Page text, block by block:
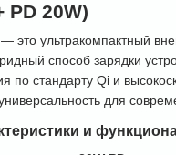
PD 20W)
это ультракомпактный
способ зарядки
по стандарту Qi и
для
и